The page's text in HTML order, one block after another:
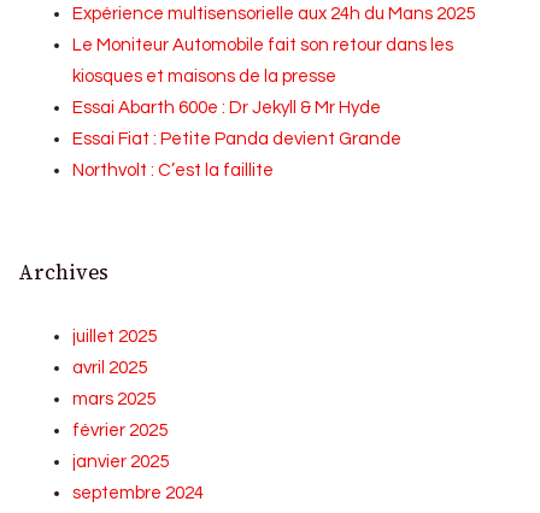
Expérience multisensorielle aux 24h du Mans 2025
Le Moniteur Automobile fait son retour dans les
kiosques et maisons de la presse
Essai Abarth 600e : Dr Jekyll & Mr Hyde
Essai Fiat : Petite Panda devient Grande
Northvolt : C’est la faillite
Archives
juillet 2025
avril 2025
mars 2025
février 2025
janvier 2025
septembre 2024